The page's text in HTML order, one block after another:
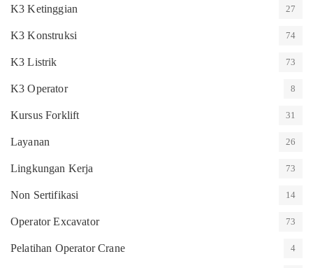
K3 Ketinggian 27
K3 Konstruksi 74
K3 Listrik 73
K3 Operator 8
Kursus Forklift 31
Layanan 26
Lingkungan Kerja 73
Non Sertifikasi 14
Operator Excavator 73
Pelatihan Operator Crane 4